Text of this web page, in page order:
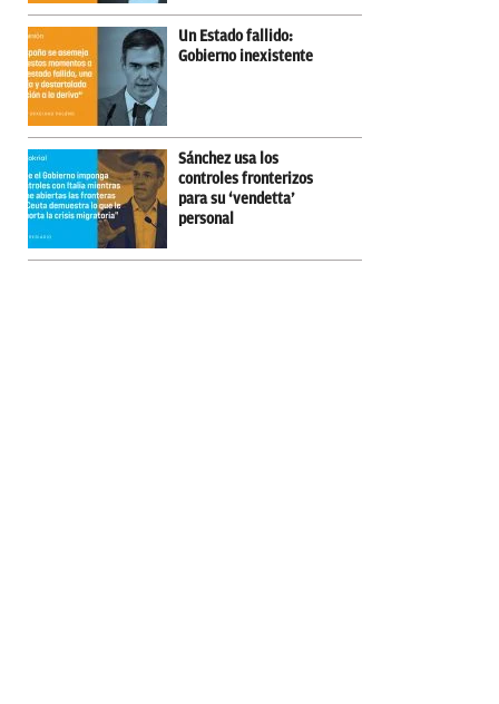
Un Estado fallido:
Gobierno inexistente
Sánchez usa los
controles fronterizos
para su ‘vendetta’
personal